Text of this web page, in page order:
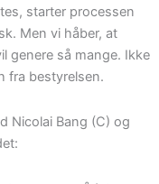
starter processen
Men vi håber, at
genere så mange. Ikke
fra bestyrelsen.
Nicolai Bang (C) og